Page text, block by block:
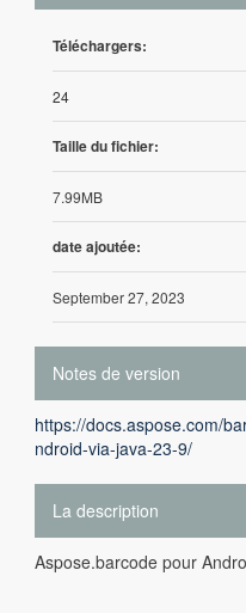
Téléchargers:
24
Taille du fichier:
7.99MB
date ajoutée:
September 27, 2023
Notes de version
https://docs.aspose.com/
ndroid-via-java-23-9/
La description
Aspose.barcode pour